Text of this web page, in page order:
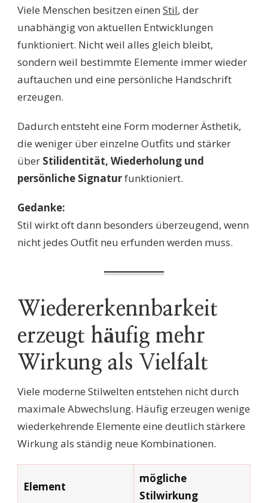
Viele Menschen besitzen einen Stil, der
unabhängig von aktuellen Entwicklungen
funktioniert. Nicht weil alles gleich bleibt,
sondern weil bestimmte Elemente immer wieder
auftauchen und eine persönliche Handschrift
erzeugen.
Dadurch entsteht eine Form moderner Ästhetik,
die weniger über einzelne Outfits und stärker
über Stilidentität, Wiederholung und
persönliche Signaturfunktioniert.
Gedanke:
Stil wirkt oft dann besonders überzeugend, wenn
nicht jedes Outfit neu erfunden werden muss.
Wiedererkennbarkeit
erzeugt häufig mehr
Wirkung als Vielfalt
Viele moderne Stilwelten entstehen nicht durch
maximale Abwechslung. Häufig erzeugen wenige
wiederkehrende Elemente eine deutlich stärkere
Wirkung als ständig neue Kombinationen.
Element
mögliche
Stilwirkung